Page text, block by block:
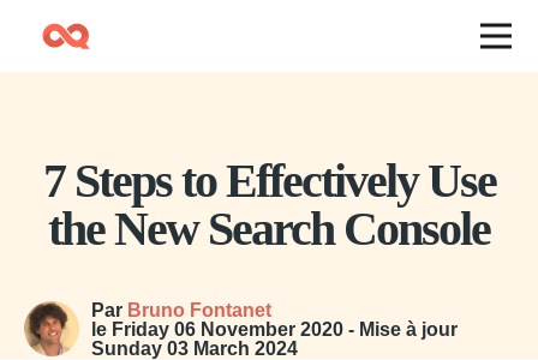
7 Steps to Effectively Use
the New Search Console
Par Bruno Fontanet
le Friday 06 November 2020 - Mise à jour
Sunday 03 March 2024